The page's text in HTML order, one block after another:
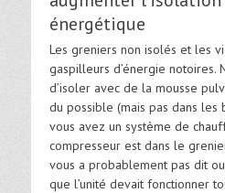
énergétique
Les greniers non isolés et les
gaspilleurs d’énergie notoires.
d’isoler avec de la mousse
du possible (mais pas dans les
vous avez un système de
compresseur est dans le
vous a probablement pas dit
que l’unité devait fonctionner